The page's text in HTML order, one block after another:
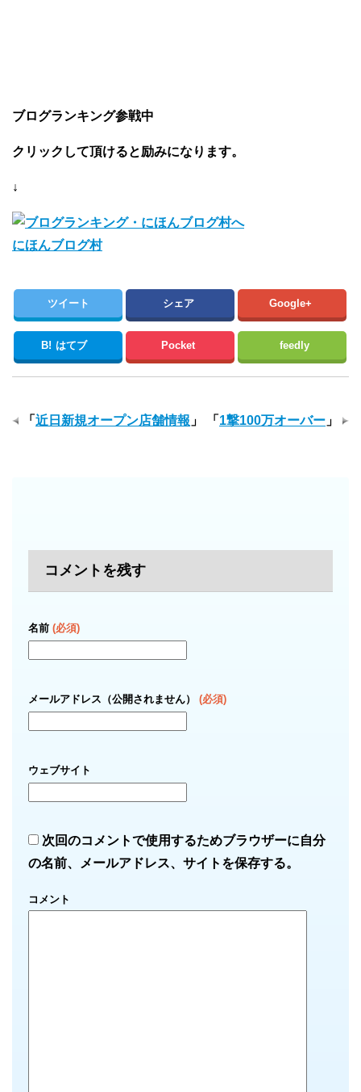
ブログランキング参戦中
クリックして頂けると励みになります。
↓
にほんブログ村
ツイート シェア Google+
B! はてブ Pocket feedly
「 1撃100万オーバー 」
「 近日新規オープン店舗情報 」
コメントを残す
名前 (必須)
メールアドレス（公開されません） (必須)
ウェブサイト
次回のコメントで使用するためブラウザーに自分
の名前、メールアドレス、サイトを保存する。
コメント